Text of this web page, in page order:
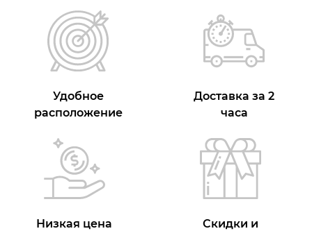
Удобное
расположение
Доставка за 2
часа
Низкая цена
Скидки и